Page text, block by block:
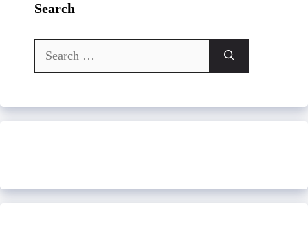
Search
Search
for: